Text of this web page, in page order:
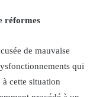
réformes
de mauvaise
qui
cette situation